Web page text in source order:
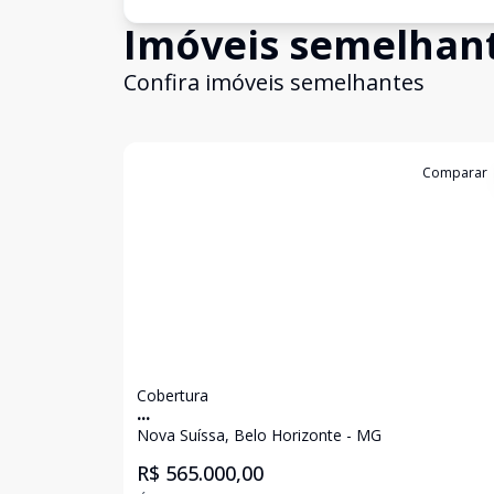
Imóveis
Confira imóveis semelhantes
Comparar
Cobertura
...
Nova Suíssa, Belo Horizonte - MG
R$ 565.000,00